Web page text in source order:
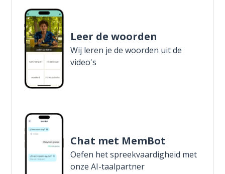
Leer de woorden
Wij leren je de woorden uit de
video's
Chat met MemBot
Oefen het spreekvaardigheid met
onze AI-taalpartner